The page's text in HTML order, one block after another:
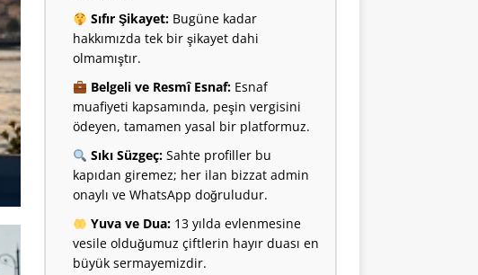
Sıfır Şikayet:Bugüne kadar
hakkımızda tek bir şikayet dahi
olmamıştır.
Belgeli ve Resmî Esnaf:Esnaf
muafiyeti kapsamında, peşin vergisini
ödeyen, tamamen yasal bir platformuz.
Sıkı Süzgeç:Sahte profiller bu
kapıdan giremez; her ilan bizzat admin
onaylı ve WhatsApp doğruludur.
Yuva ve Dua:13 yılda evlenmesine
vesile olduğumuz çiftlerin hayır duası en
büyük sermayemizdir.